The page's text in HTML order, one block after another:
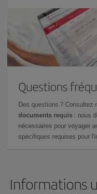
Questions
Des questions ? Consultez
documents requis : nous
nécessaires pour voyager
spécifiques requises pour
Informations